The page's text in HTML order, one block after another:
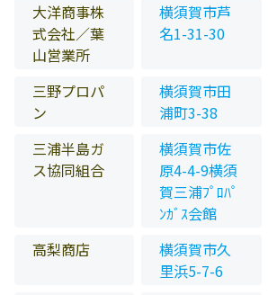
大洋商事株
式会社／葉
山営業所
横須賀市芦
名1-31-30
三野プロパ
ン
横須賀市田
浦町3-38
三浦半島ガ
ス協同組合
横須賀市佐
原4-4-9横須
賀三浦ﾌﾟﾛﾊﾟ
ﾝｶﾞｽ会館
高梨商店
横須賀市久
里浜5-7-6